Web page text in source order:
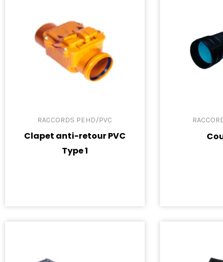
RACCORDS PEHD/PVC
Clapet anti-retour PVC
Type 1